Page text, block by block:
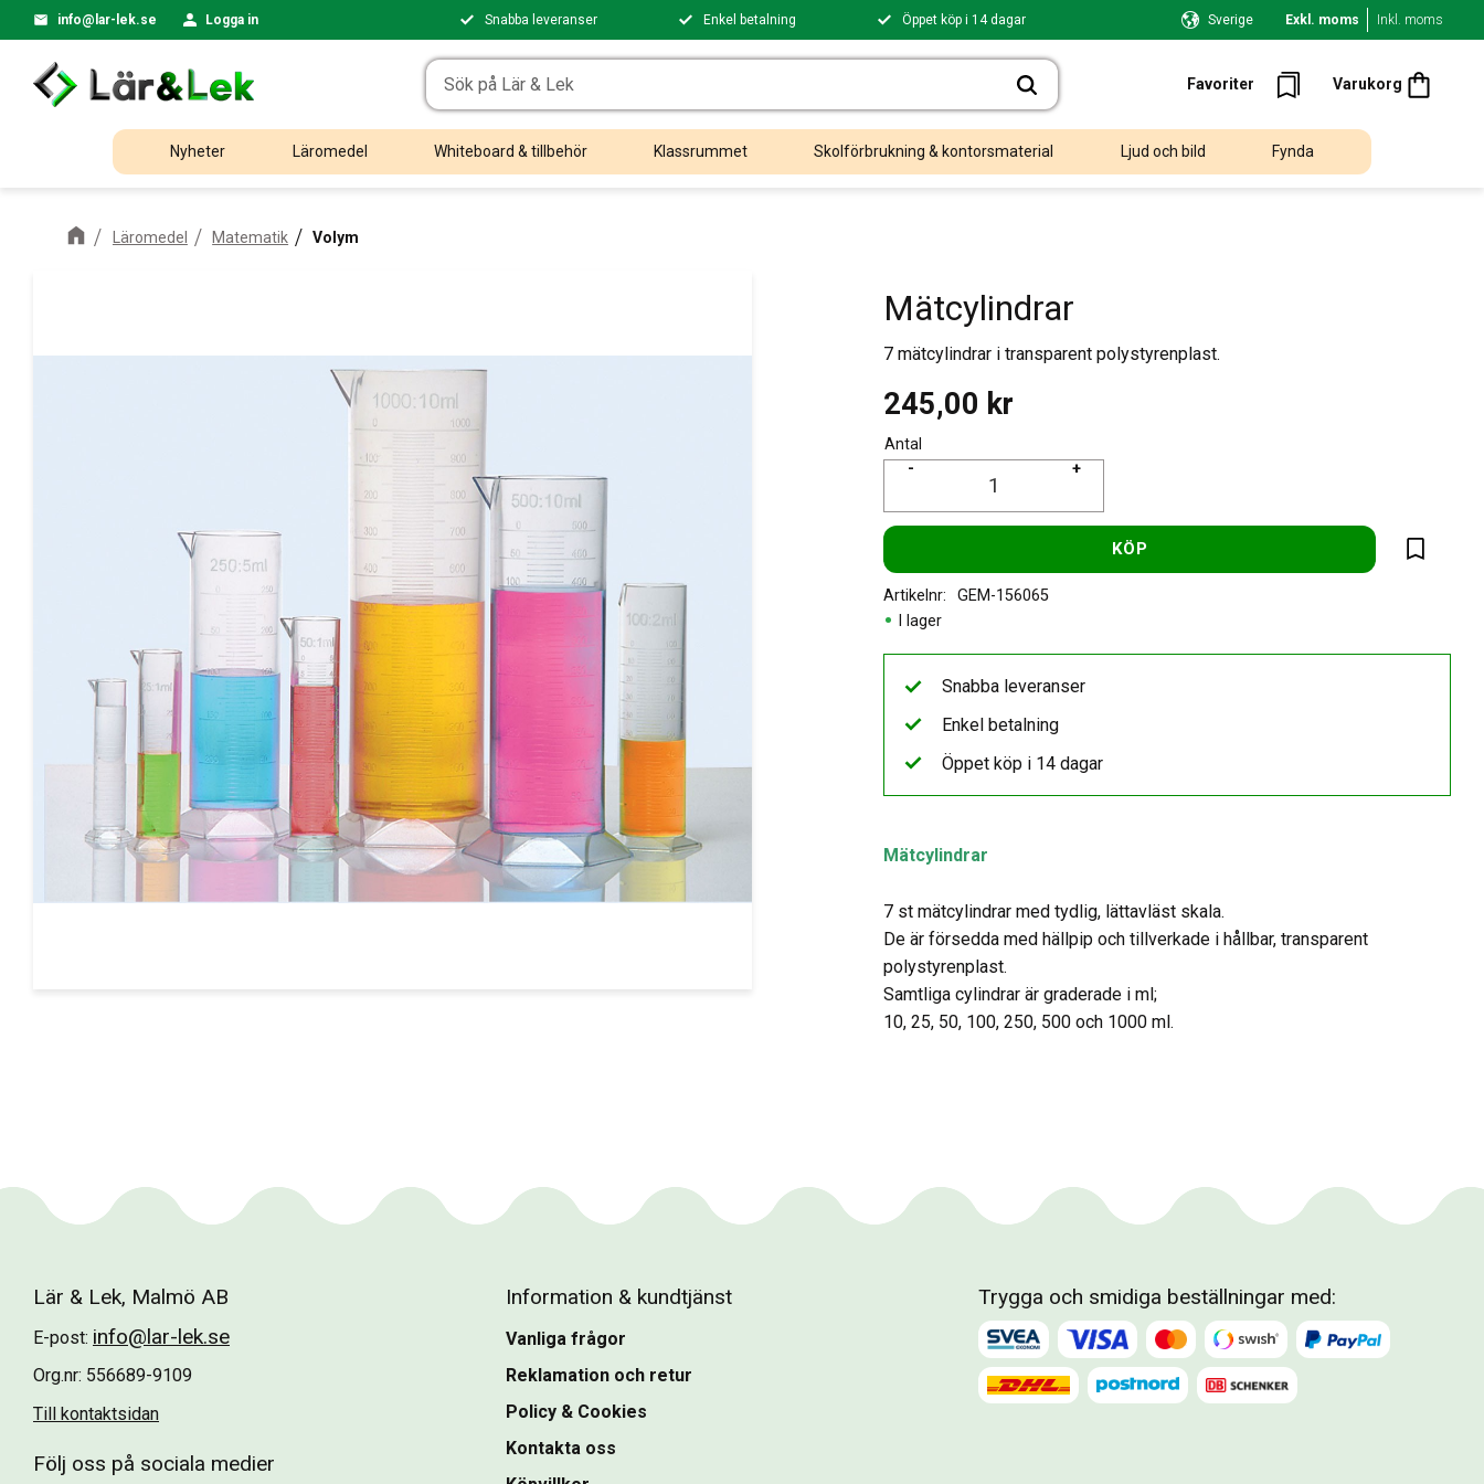
info@lar-lek.se Logga in Snabba leveranser Enkel betalning Öppet köp i 14 dagar Sverige Exkl. moms Inkl. moms
Favoriter Varukorg
Favoriter
Nyheter Läromedel Whiteboard & tillbehör Klassrummet Skolförbrukning & kontorsmaterial Ljud och bild Fynda
Läromedel Matematik Volym
Mätcylindrar
7 mätcylindrar i transparent polystyrenplast.
245,00 kr
Antal
+
-
KÖP
Lägg till
I lager
Artikelnr GEM-156065
Mätcylindrar
7 st mätcylindrar med tydlig, lättavläst skala.
De är försedda med hällpip och tillverkade i hållbar, transparent
polystyrenplast.
Samtliga cylindrar är graderade i ml;
10, 25, 50, 100, 250, 500 och 1000 ml.
Snabba leveranser
Enkel betalning
Öppet köp i 14 dagar
Lär & Lek, Malmö AB
E-post: info@lar-lek.se
Org.nr: 556689-9109
Till kontaktsidan
Följ oss på sociala medier
Information & kundtjänst
Vanliga frågor
Reklamation och retur
Policy & Cookies
Kontakta oss
Trygga och smidiga beställningar med: